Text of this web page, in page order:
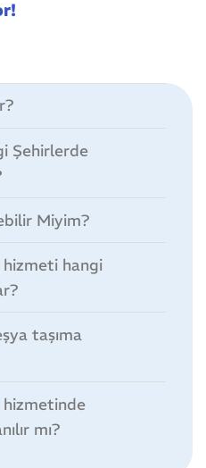
Şehirlerde
Miyim?
hangi
taşıma
hizmetinde
mı?